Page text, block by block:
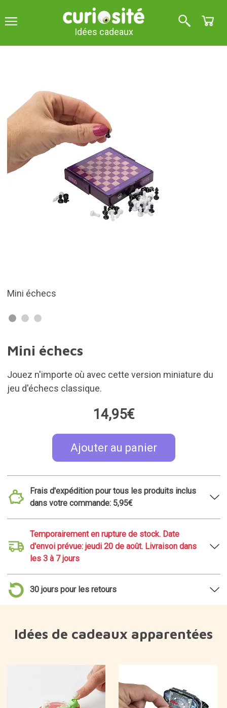
Idées cadeaux
Mini échecs
Jouez n'importe où avec cette version miniature du
jeu d'échecs classique.
14,95€
Ajouter au panier
Frais d'expédition pour tous les produits inclus
dans votre commande: 5,95€
Temporairement en rupture de stock. Date
d'envoi prévue: jeudi 20 de août. Livraison dans
les 3 à 7 jours
30 jours pour les retours
Idées de cadeaux apparentées